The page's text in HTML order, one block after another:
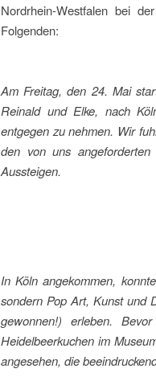
Nordrhein-Westfalen bei
Folgenden:
Am Freitag, den 24. Mai
Reinald und Elke, nach
entgegen zu nehmen. Wir
den von uns
Aussteigen.
In Köln angekommen,
sondern Pop Art, Kunst und
gewonnen!) erleben.
Heidelbeerkuchen im
angesehen, die